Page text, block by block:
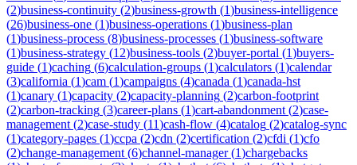
(2)business-continuity (2)business-growth (1)business-intelligence
(26)business-one (1)business-operations (1)business-plan
(1)business-process (8)business-processes (1)business-software
(1)business-strategy (12)business-tools (2)buyer-portal (1)buyers-
guide (1)caching (6)calculation-groups (1)calculators (1)calendar
(3)california (1)cam (1)campaigns (4)canada (1)canada-hst
(1)canary (1)capacity (2)capacity-planning (2)carbon-footprint
(2)carbon-tracking (3)career-plans (1)cart-abandonment (2)case-
management (2)case-study (11)cash-flow (4)catalog (2)catalog-sync
(1)category-pages (1)ccpa (2)cdn (2)certification (2)cfdi (1)cfo
(2)change-management (6)channel-manager(1)chargebacks